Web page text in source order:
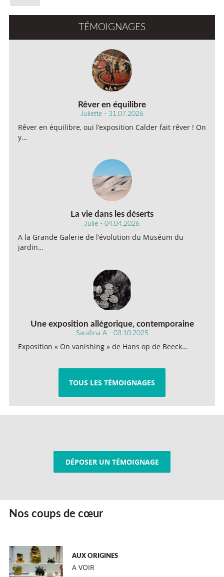
TÉMOIGNAGES
Rêver en équilibre
Juliette - 31.07.2026
Rêver en équilibre, oui l’exposition Calder fait rêver ! On
y…
La vie dans les déserts
Julie - 04.04.2026
A la Grande Galerie de l’évolution du Muséum du
jardin…
Une exposition allégorique, contemporaine
Sarafina A - 03.10.2025
Exposition « On vanishing » de Hans op de Beeck…
TOUS LES TÉMOIGNAGES
DÉPOSER UN TÉMOIGNAGE
Nos coups de cœur
AUX ORIGINES
A VOIR